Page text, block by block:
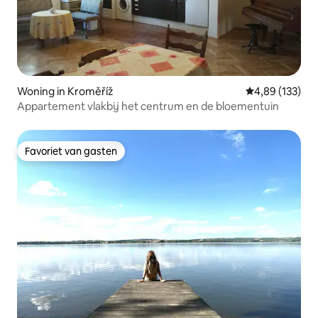
Woning in Kroměříž Gemiddelde
4,89 (133)
Appartement vlakbij het centrum en de bloementuin
Favoriet van gasten
Favoriet van gasten